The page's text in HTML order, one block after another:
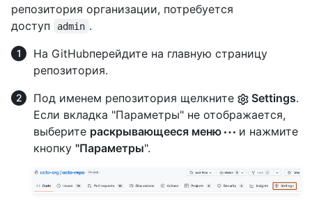
репозитория организации, потребуется
доступ
admin .
На GitHubперейдите на главную страницу
репозитория.
Под именем репозитория щелкните
Settings.
Если вкладка "Параметры" не отображается,
выберите раскрывающееся меню
и нажмите
кнопку "Параметры".